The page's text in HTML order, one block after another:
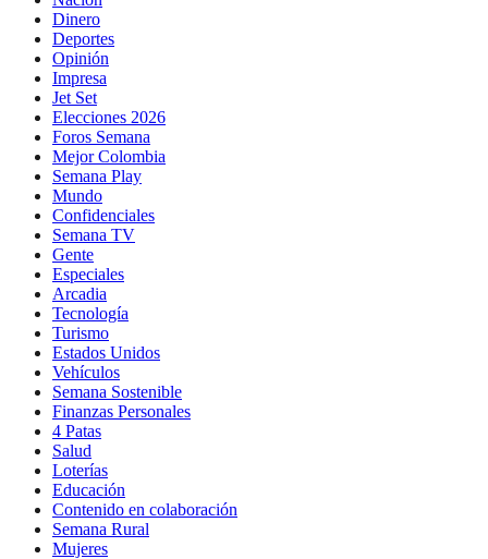
Dinero
Deportes
Opinión
Impresa
Jet Set
Elecciones 2026
Foros Semana
Mejor Colombia
Semana Play
Mundo
Confidenciales
Semana TV
Gente
Especiales
Arcadia
Tecnología
Turismo
Estados Unidos
Vehículos
Semana Sostenible
Finanzas Personales
4 Patas
Salud
Loterías
Educación
Contenido en colaboración
Semana Rural
Mujeres